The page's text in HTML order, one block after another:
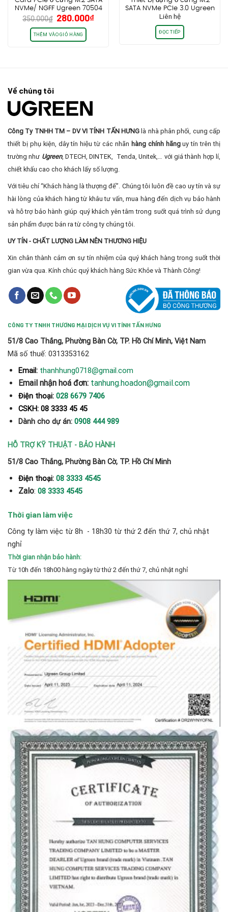
NVMe/ NGFF Ugreen 70504
hỗ trợ M&B-Key,
2230/2242/2260/2280, tốc
độ 32Gbps.
350.000₫ Giá
gốc
là:
350.000₫.
280.000₫Giá
THÊM VÀO GIỎ HÀNG
SATA NVMe PCIe 3.0 Ugreen
70532 hỗ trợ M-Key 2242/
2280, 10Gbps cổng USB A
3.1/ USB type C Gen 2
Liên hệ
ĐỌC TIẾP
Về chúng tôi
Công Ty TNHH TM – DV VI TÍNH TẤN HƯNGlà nhà phân phối, cung cấp
thiết bị phụ kiện, dây tín hiệu từ các nhãn hàng chính hãnguy tín trên thị
trường như Ugreen, DTECH, DINTEK, Tenda, Unitek,… với giá thành hợp lí,
chiết khấu cao cho khách lấy số lượng.
Với tiêu chí “Khách hàng là thượng đế”. Chúng tôi luôn đề cao uy tín và sự
hài lòng của khách hàng từ khâu tư vấn, mua hàng đến dịch vụ bảo hành
và hỗ trợ bảo hành giúp quý khách yên tâm trong suốt quá trình sử dụng
sản phẩm được bán ra từ công ty chúng tôi.
UY TÍN - CHẤT LƯỢNG LÀM NÊN THƯƠNG HIỆU
Xin chân thành cảm ơn sự tín nhiệm của quý khách hàng trong suốt thời
gian vừa qua. Kính chúc quý khách hàng Sức Khỏe và Thành Công!
CÔNG TY TNHH THƯƠNG MẠI DỊCH VỤ VI TÍNH TẤN HƯNG
51/8 Cao Thắng, Phường Bàn Cờ, TP. Hồ Chí Minh, Việt Nam
Mã số thuế: 0313353162
Email: thanhhung0718@gmail.com
Email nhận hoá đơn: tanhung.hoadon@gmail.com
Điện thoại: 028 6679 7406
CSKH: 08 3333 45 45
Dành cho dự án: 0908 444 989
HỖ TRỢ KỸ THUẬT - BẢO HÀNH
51/8 Cao Thắng, Phường Bàn Cờ, TP. Hồ Chí Minh
Điện thoại: 08 3333 4545
Zalo: 08 3333 4545
Thời gian làm việc
Công ty làm việc từ 8h - 18h30 từ thứ 2 đến thứ 7, chủ nhật
nghỉ
Thời gian nhận bảo hành:
Từ 10h đến 18h00 hàng ngày từ thứ 2 đến thứ 7, chủ nhật nghỉ